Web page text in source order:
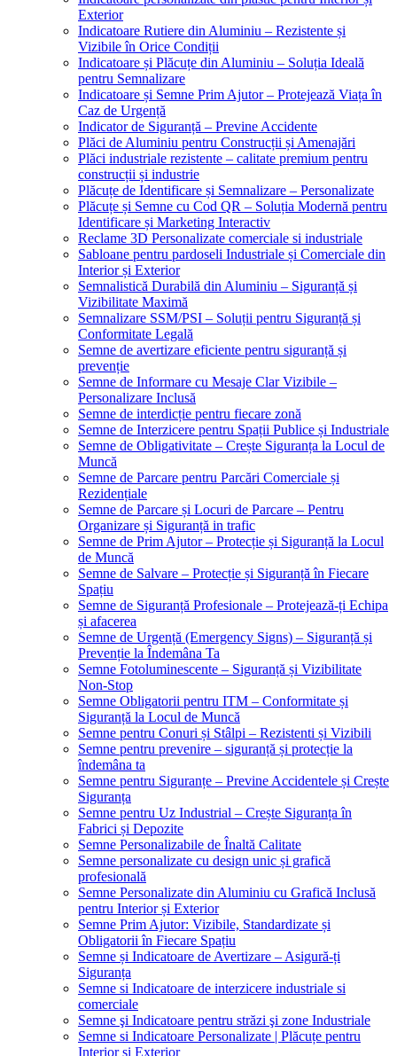
Exterior
Indicatoare Rutiere din Aluminiu – Rezistente și
Vizibile în Orice Condiții
Indicatoare și Plăcuțe din Aluminiu – Soluția Ideală
pentru Semnalizare
Indicatoare și Semne Prim Ajutor – Protejează Viața în
Caz de Urgență
Indicator de Siguranță – Previne Accidente
Plăci de Aluminiu pentru Construcții și Amenajări
Plăci industriale rezistente – calitate premium pentru
construcții și industrie
Plăcuțe de Identificare și Semnalizare – Personalizate
Plăcuțe și Semne cu Cod QR – Soluția Modernă pentru
Identificare și Marketing Interactiv
Reclame 3D Personalizate comerciale si industriale
Sabloane pentru pardoseli Industriale și Comerciale din
Interior și Exterior
Semnalistică Durabilă din Aluminiu – Siguranță și
Vizibilitate Maximă
Semnalizare SSM/PSI – Soluții pentru Siguranță și
Conformitate Legală
Semne de avertizare eficiente pentru siguranță și
prevenție
Semne de Informare cu Mesaje Clar Vizibile –
Personalizare Inclusă
Semne de interdicție pentru fiecare zonă
Semne de Interzicere pentru Spații Publice și Industriale
Semne de Obligativitate – Crește Siguranța la Locul de
Muncă
Semne de Parcare pentru Parcări Comerciale și
Rezidențiale
Semne de Parcare și Locuri de Parcare – Pentru
Organizare și Siguranță in trafic
Semne de Prim Ajutor – Protecție și Siguranță la Locul
de Muncă
Semne de Salvare – Protecție și Siguranță în Fiecare
Spațiu
Semne de Siguranță Profesionale – Protejează-ți Echipa
și afacerea
Semne de Urgență (Emergency Signs) – Siguranță și
Prevenție la Îndemâna Ta
Semne Fotoluminescente – Siguranță și Vizibilitate
Non-Stop
Semne Obligatorii pentru ITM – Conformitate și
Siguranță la Locul de Muncă
Semne pentru Conuri și Stâlpi – Rezistenti și Vizibili
Semne pentru prevenire – siguranță și protecție la
îndemâna ta
Semne pentru Siguranțe – Previne Accidentele și Crește
Siguranța
Semne pentru Uz Industrial – Crește Siguranța în
Fabrici și Depozite
Semne Personalizabile de Înaltă Calitate
Semne personalizate cu design unic și grafică
profesională
Semne Personalizate din Aluminiu cu Grafică Inclusă
pentru Interior și Exterior
Semne Prim Ajutor: Vizibile, Standardizate și
Obligatorii în Fiecare Spațiu
Semne și Indicatoare de Avertizare – Asigură-ți
Siguranța
Semne si Indicatoare de interzicere industriale si
comerciale
Semne şi Indicatoare pentru străzi şi zone Industriale
Semne si Indicatoare Personalizate | Plăcuțe pentru
Interior și Exterior